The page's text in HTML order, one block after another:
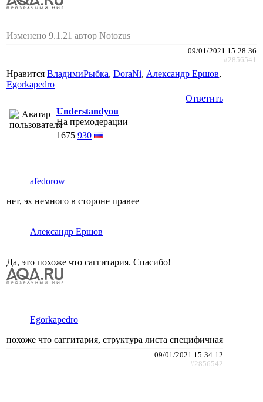
Изменено 9.1.21 автор Notozus
09/01/2021 15:28:36
#2856541
Нравится ВладимиРыбка, DoraNi, Александр Ершов,
Egorkapedro
Ответить
Understandyou
На премодерации
1675 930
afedorow
нет, эх немного в стороне правее
Александр Ершов
Да, это похоже что саггитария. Спасибо!
Egorkapedro
похоже что саггитария, структура листа специфичная
09/01/2021 15:34:12
#2856542